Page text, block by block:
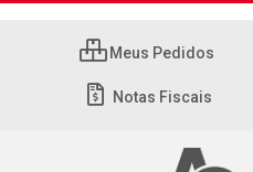
Meus Pedidos
Notas Fiscais